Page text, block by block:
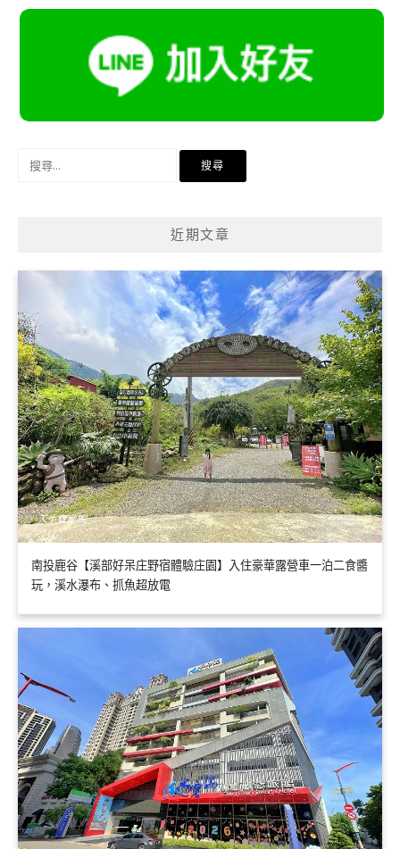
近期文章
南投鹿谷【溪部好呆庄野宿體驗庄園】入住豪華露營車一泊二食醬
玩，溪水瀑布、抓魚超放電